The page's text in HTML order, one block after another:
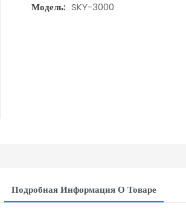
Модель: SKY-3000
Подробная Информация О Товаре